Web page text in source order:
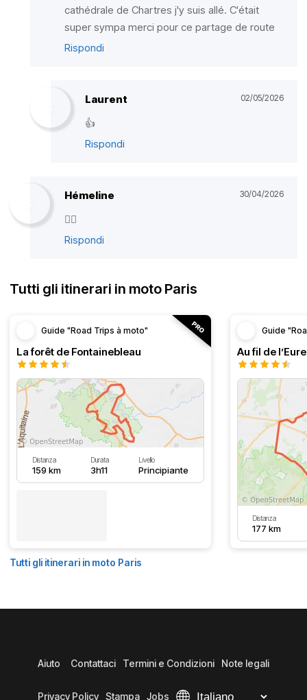
cathédrale de Chartres j'y suis allé. C'était
super sympa merci pour ce partage de route
Rispondi
Laurent 02/05/2026
👍
Rispondi
Hémeline 30/04/2026
👍🏼
Rispondi
Tutti gli itinerari in moto Paris
Guide "Road Trips à moto"
La forêt de Fontainebleau
Distanza
159 km
Durata
3h11
Livello
Principiante
Guide
Au fil de l’Eure
Distanza
177 km
Tutti gli itinerari in moto Paris
Aiuto Contattaci Termini e Condizioni Note legali
Privacy Policy Stampa Jobs